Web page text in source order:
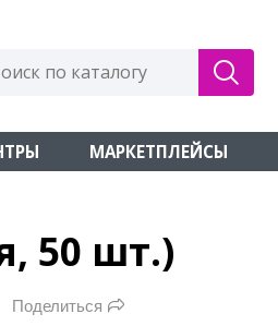
МАРКЕТПЛЕЙСЫ
50 шт.)
Поделиться